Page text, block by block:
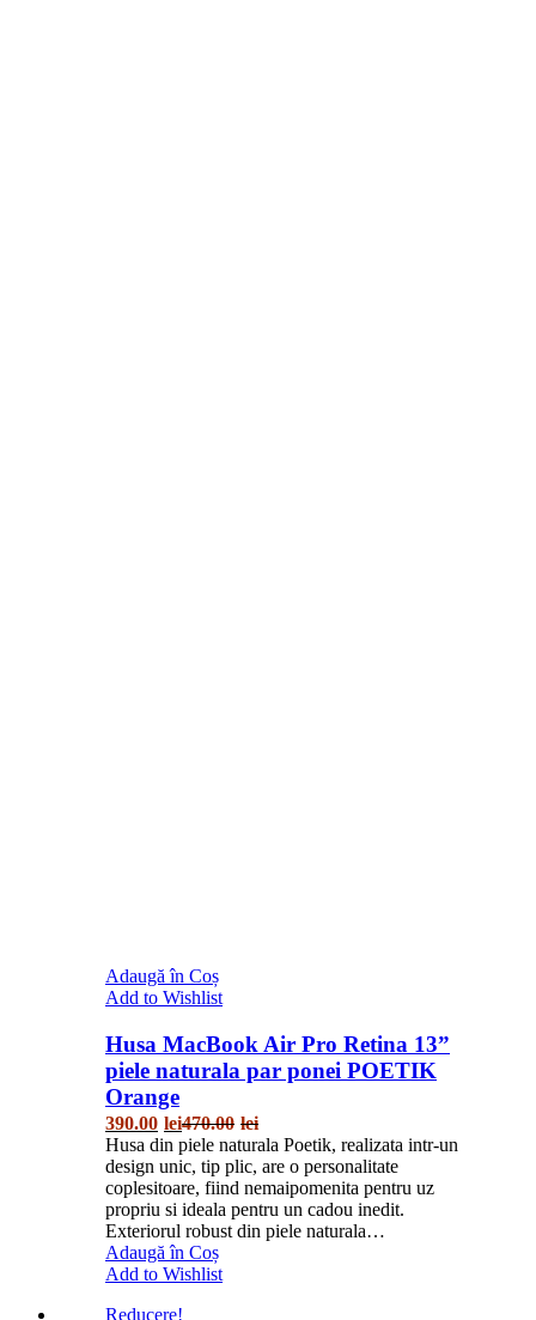
Adaugă în Coș
Add to Wishlist
Husa MacBook Air Pro Retina 13”
piele naturala par ponei POETIK
Orange
390.00 lei470.00 lei
Husa din piele naturala Poetik, realizata intr-un
design unic, tip plic, are o personalitate
coplesitoare, fiind nemaipomenita pentru uz
propriu si ideala pentru un cadou inedit.
Exteriorul robust din piele naturala…
Adaugă în Coș
Add to Wishlist
Reducere!